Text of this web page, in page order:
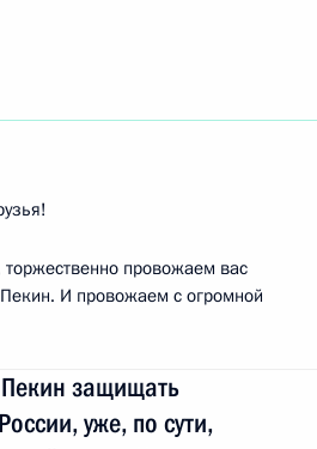
провожаем вас
И провожаем с огромной
Пекин защищать
уже, по сути,